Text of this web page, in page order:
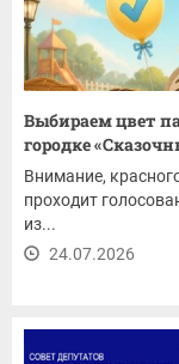
Выбираем цвет
городке
Внимание,
проходит
из...
24.07.2026